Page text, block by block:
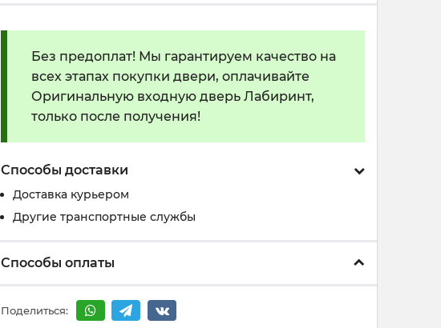
Без предоплат! Мы гарантируем качество на
всех этапах покупки двери, оплачивайте
Оригинальную входную дверь Лабиринт,
только после получения!
Способы доставки
Доставка курьером
Другие транспортные службы
Способы оплаты
Поделиться: